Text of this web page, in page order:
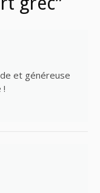
et généreuse
!